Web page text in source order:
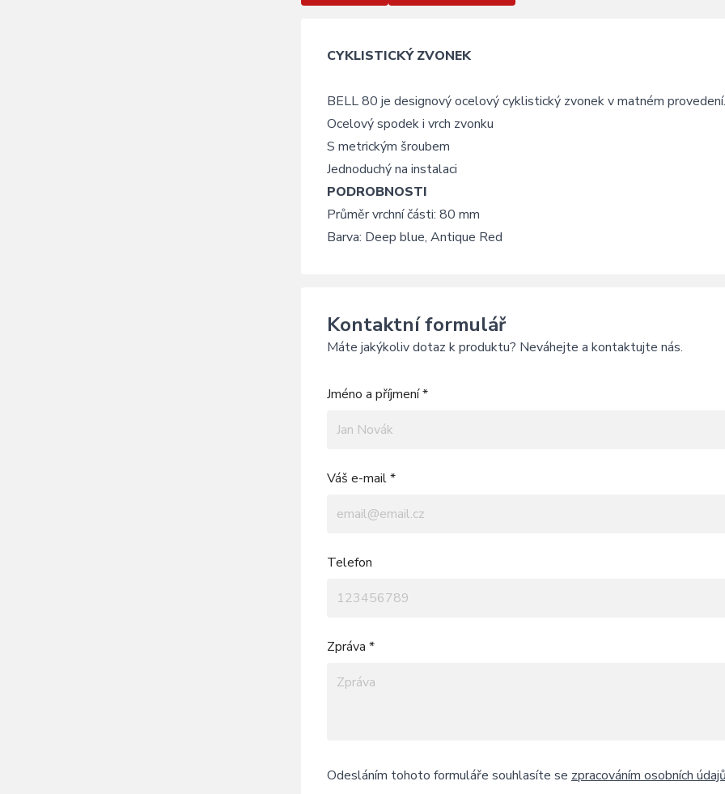
CYKLISTICKÝ ZVONEK
BELL 80 je designový ocelový cyklistický zvonek v matném provedení.
Ocelový spodek i vrch zvonku
S metrickým šroubem
Jednoduchý na instalaci
PODROBNOSTI
Průměr vrchní části: 80 mm
Barva: Deep blue, Antique Red
Kontaktní formulář
Máte jakýkoliv dotaz k produktu? Neváhejte a kontaktujte nás.
Jméno a příjmení *
Váš e-mail *
Telefon
Zpráva *
Odesláním tohoto formuláře souhlasíte se zpracováním osobních